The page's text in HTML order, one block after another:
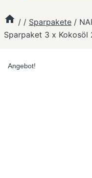
/ / Sparpakete /
Sparpaket 3 x Kokosöl
Angebot!